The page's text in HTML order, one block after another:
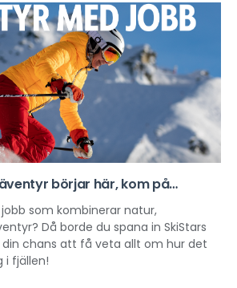
börjar här, kom på
som kombinerar natur,
Då borde du spana in SkiStars
chans att få veta allt om hur det
i fjällen!